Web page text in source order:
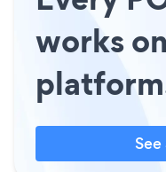
works